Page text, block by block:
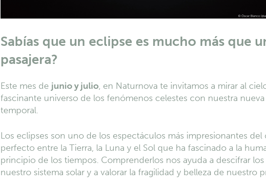
Sabías que un eclipse es mucho más que
pasajera?
Este mes de junio y julio, en Naturnova te invitamos a mirar al
fascinante universo de los fenómenos celestes con nuestra
temporal.
Los eclipses son uno de los espectáculos más impresionantes del
perfecto entre la Tierra, la Luna y el Sol que ha fascinado a la
principio de los tiempos. Comprenderlos nos ayuda a descifrar
nuestro sistema solar y a valorar la fragilidad y belleza de nuestro